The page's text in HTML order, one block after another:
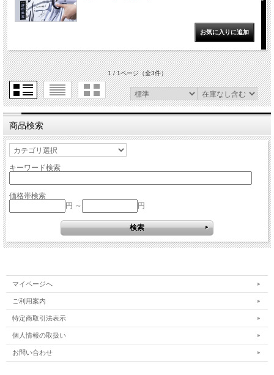
1 / 1ページ（全3件）
商品検索
キーワード検索
価格帯検索
円 ～
円
マイページへ
ご利用案内
特定商取引法表示
個人情報の取扱い
お問い合わせ